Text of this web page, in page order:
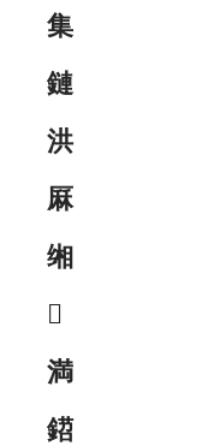
集
鏈
洪
厤
缃

満
鍣